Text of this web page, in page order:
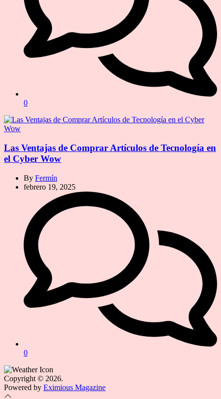
0
Las Ventajas de Comprar Artículos de Tecnología en
el Cyber Wow
By Fermín
febrero 19, 2025
0
Copyright © 2026.
Powered by Eximious Magazine